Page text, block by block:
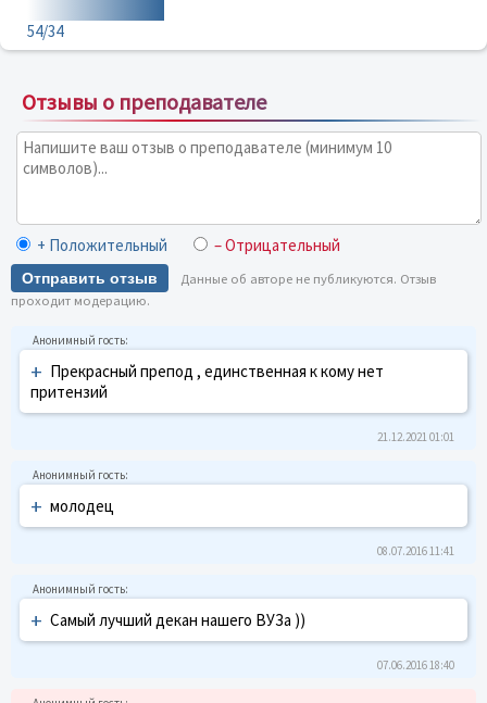
54/34
Отзывы о преподавателе
+ Положительный – Отрицательный
Отправить отзыв
Данные об авторе не публикуются. Отзыв
проходит модерацию.
+ Прекрасный препод , единственная к кому нет
притензий
21.12.2021 01:01
+ молодец
08.07.2016 11:41
+ Самый лучший декан нашего ВУЗа ))
07.06.2016 18:40